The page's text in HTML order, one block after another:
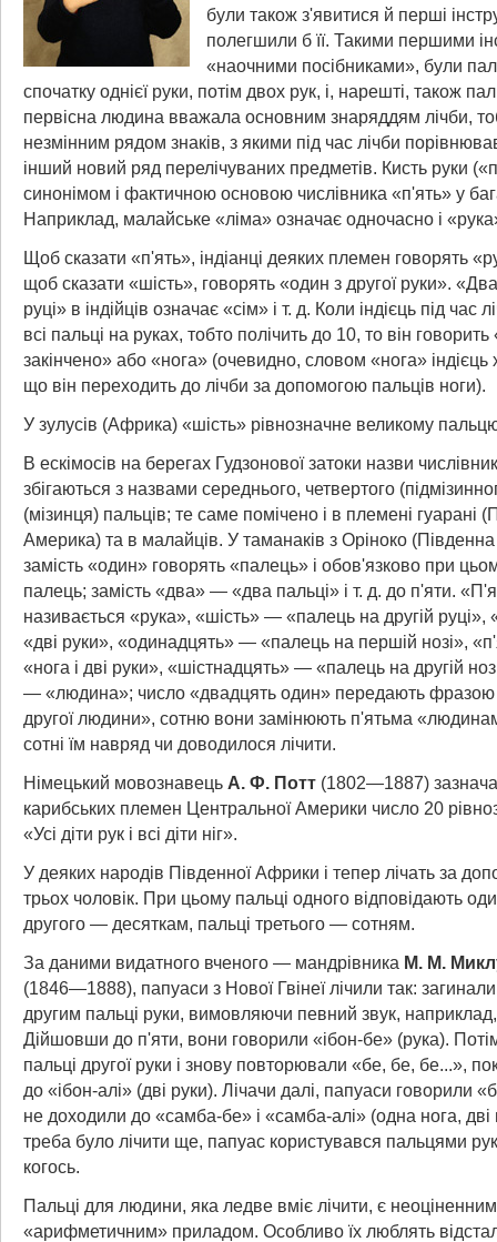
були також з'явитися й перші
полегшили б її. Такими першими
«наочними посібниками», були
спочатку однієї руки, потім двох рук, і, нарешті, також
первісна людина вважала основним знаряддям лічби,
незмінним рядом знаків, з якими під час лічби
інший новий ряд перелічуваних предметів. Кисть руки
синонімом і фактичною основою числівника «п'ять» у
Наприклад, малайське «ліма» означає одночасно і
Щоб сказати «п'ять», індіанці деяких племен говорять
щоб сказати «шість», говорять «один з другої руки».
руці» в індійців означає «сім» і т. д. Коли індієць під час
всі пальці на руках, тобто полічить до 10, то він говорить
закінчено» або «нога» (очевидно, словом «нога» індієць
що він переходить до лічби за допомогою пальців ноги).
У зулусів (Африка) «шість» рівнозначне великому
В ескімосів на берегах Гудзонової затоки назви
збігаються з назвами середнього, четвертого
(мізинця) пальців; те саме помічено і в племені гуарані
Америка) та в малайців. У таманаків з Оріноко
замість «один» говорять «палець» і обов'язково при
палець; замість «два» — «два пальці» і т. д. до п'яти.
називається «рука», «шість» — «палець на другій
«дві руки», «одинадцять» — «палець на першій нозі»,
«нога і дві руки», «шістнадцять» — «палець на другій
— «людина»; число «двадцять один» передають фразою
другої людини», сотню вони замінюють п'ятьма
сотні їм навряд чи доводилося лічити.
Німецький мовознавець А. Ф. Потт (1802—1887)
карибських племен Центральної Америки число 20
«Усі діти рук і всі діти ніг».
У деяких народів Південної Африки і тепер лічать за
трьох чоловік. При цьому пальці одного відповідають
другого — десяткам, пальці третього — сотням.
За даними видатного вченого — мандрівника M. М.
(1846—1888), папуаси з Нової Гвінеї лічили так:
другим пальці руки, вимовляючи певний звук,
Дійшовши до п'яти, вони говорили «ібон-бе» (рука).
пальці другої руки і знову повторювали «бе, бе, бе...»,
до «ібон-алі» (дві руки). Лічачи далі, папуаси говорили
не доходили до «самба-бе» і «самба-алі» (одна нога,
треба було лічити ще, папуас користувався пальцями рук
когось.
Пальці для людини, яка ледве вміє лічити, є неоціненним
«арифметичним» приладом. Особливо їх люблять